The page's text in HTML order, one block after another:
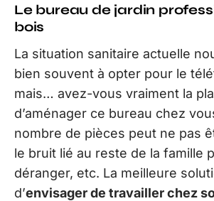
Le bureau de jardin
bois
La situation sanitaire actuelle
bien souvent à opter pour le
mais… avez-vous vraiment la
d’aménager ce bureau chez
nombre de pièces peut ne pas
le bruit lié au reste de la famille
déranger, etc. La meilleure
d’envisager de travailler chez